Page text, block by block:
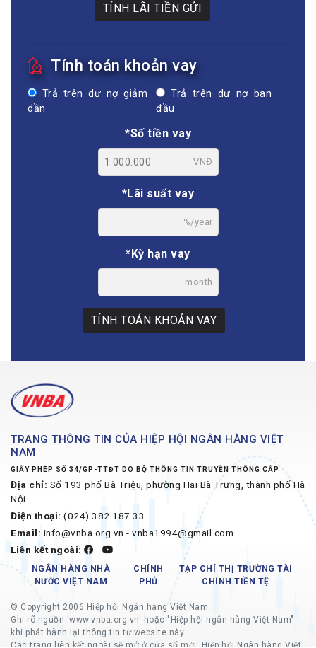
TÍNH LÃI TIỀN GỬI
Tính toán khoản vay
Trả trên dư nợ giảm
dần
Trả trên dư nợ ban
đầu
*Số tiền vay
VNĐ
*Lãi suất vay
%/year
*Kỳ hạn vay
month
TÍNH TOÁN KHOẢN VAY
TRANG THÔNG TIN CỦA HIỆP HỘI NGÂN HÀNG VIỆT
NAM
GIẤY PHÉP SỐ 34/GP-TTĐT DO BỘ THÔNG TIN TRUYỀN THÔNG CẤP
Địa chỉ: Số 193 phố Bà Triệu, phường Hai Bà Trưng, thành phố Hà
Nội
Điện thoại: (024) 382 187 33
Email: info@vnba.org.vn - vnba1994@gmail.com
Liên kết ngoài:
NGÂN HÀNG NHÀ
NƯỚC VIỆT NAM
CHÍNH
PHỦ
TẠP CHÍ THỊ TRƯỜNG TÀI
CHÍNH TIỀN TỆ
© Copyright 2006 Hiệp hội Ngân hàng Việt Nam.
Ghi rõ nguồn 'www.vnba.org.vn' hoặc "Hiệp hội ngân hàng Việt Nam"
khi phát hành lại thông tin từ website này.
Các trang liên kết ngoài sẽ mở ở cửa sổ mới, Hiệp hội Ngân hàng Việt